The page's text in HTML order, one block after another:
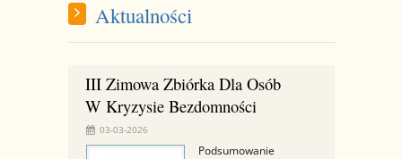
Aktualności
III Zimowa Zbiórka Dla Osób
W Kryzysie Bezdomności
03-03-2026
Podsumowanie